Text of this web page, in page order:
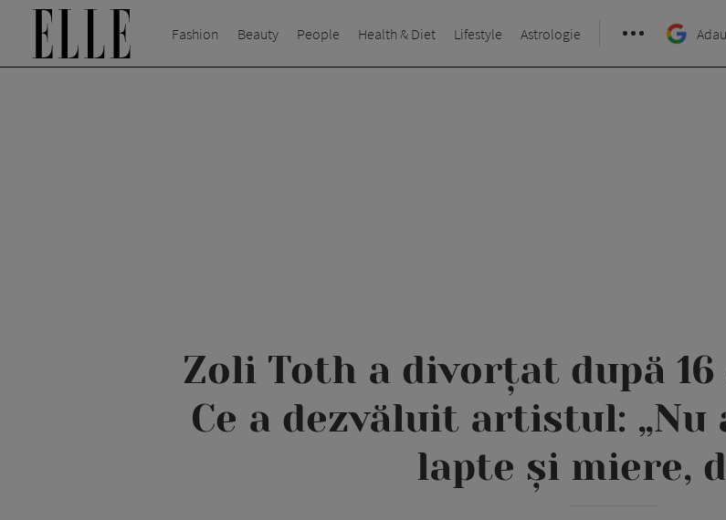
Fashion Beauty People Health & Diet Lifestyle Astrologie
Zoli Toth a divorțat după
Ce a dezvăluit artistul:
lapte și miere,